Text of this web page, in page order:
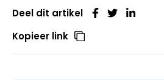
Deel dit artikel
Kopieer link